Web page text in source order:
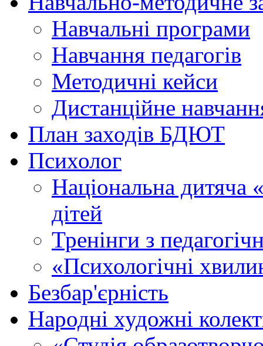
Навчальні програми
Навчання педагогів
Методичні кейси
Дистанційне
План заходів БДЮТ
Психолог
Національна дитяча
дітей
Тренінги з
«Психологічні
Безбар'єрність
Народні художні